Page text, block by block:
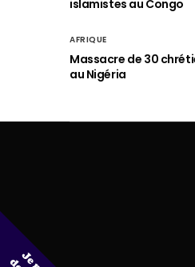
islamistes au Congo
AFRIQUE
Massacre de 30
au Nigéria